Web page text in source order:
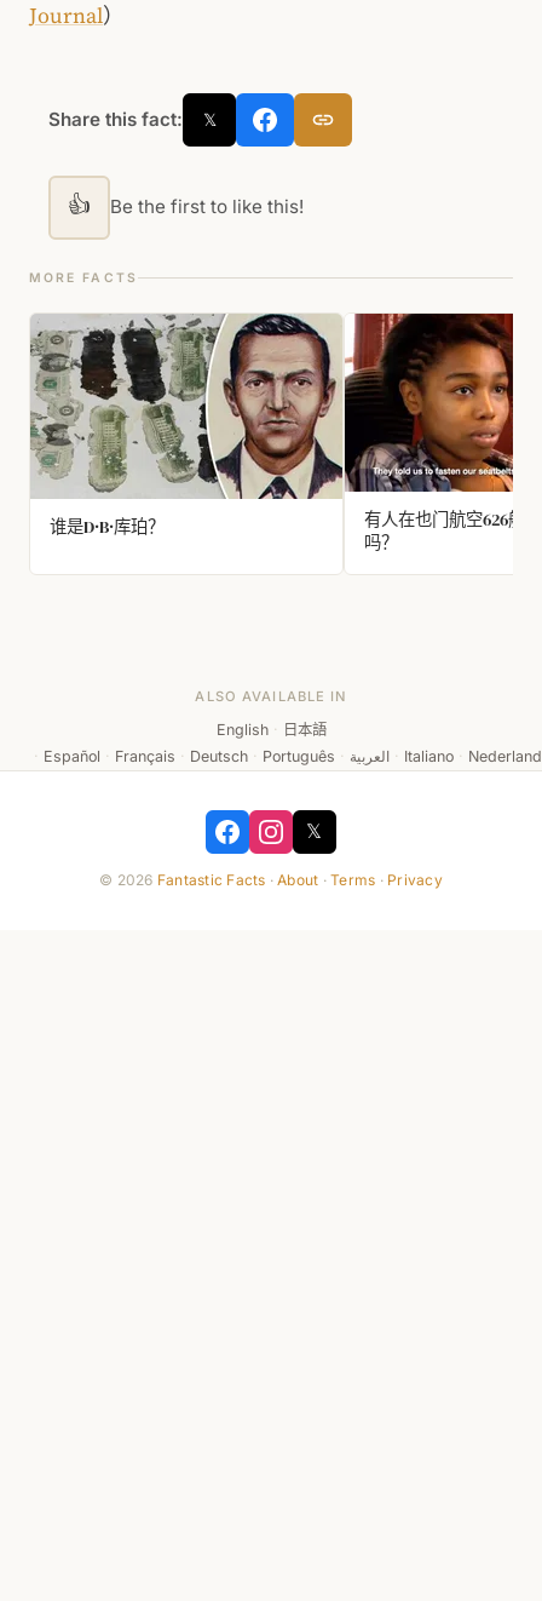
Journal）
Share this fact: 𝕏
👍 Be the first to like this!
MORE FACTS
谁是D·B·库珀？
有人在也门航空626航
吗？
ALSO AVAILABLE IN
English · 日本語
· Español · Français · Deutsch · Português · العربية · Italiano ·
𝕏
© 2026 Fantastic Facts ·About ·Terms · Privacy